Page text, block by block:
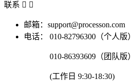
联系  
邮箱：support@processon.com
电话：
010-82796300（个人版）
010-86393609（团队版）
(工作日 9:30-18:30)